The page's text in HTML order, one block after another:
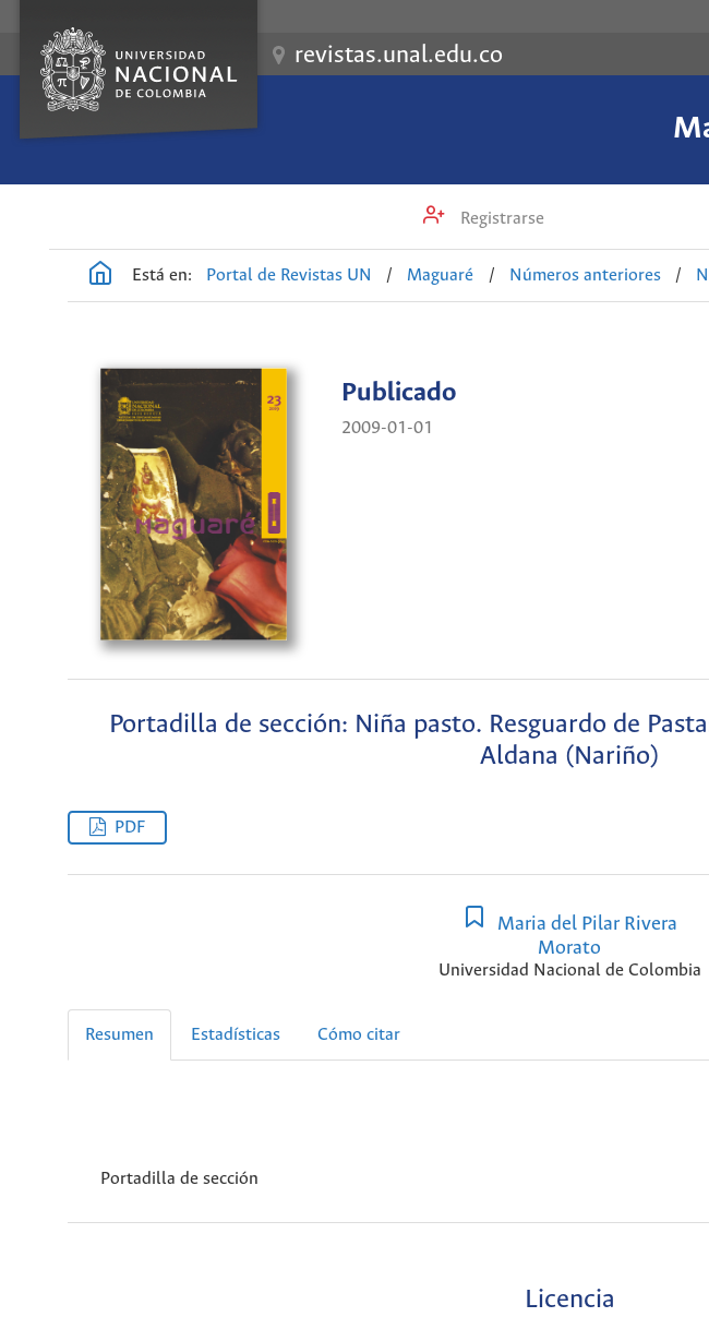
revistas.unal.edu.co
Registrarse
Está en: Portal de Revistas UN / Maguaré / Números anteriores /
Publicado
2009-01-01
Portadilla de sección: Niña pasto. Resguardo de
Aldana (Nariño)
PDF
Maria del Pilar Rivera
Morato
Universidad Nacional de Colombia
Resumen Estadísticas Cómo citar
Portadilla de sección
Licencia